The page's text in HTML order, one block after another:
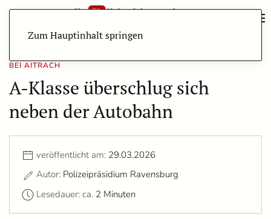
Zum Hauptinhalt springen
BEI AITRACH
A-Klasse überschlug sich
neben der Autobahn
veröffentlicht am: 29.03.2026
Autor: Polizeipräsidium Ravensburg
Lesedauer: ca. 2 Minuten